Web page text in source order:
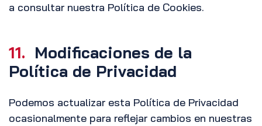
a consultar nuestra Política de Cookies.
11. Modificaciones de la
Política de Privacidad
Podemos actualizar esta Política de Privacidad
ocasionalmente para reflejar cambios en nuestras